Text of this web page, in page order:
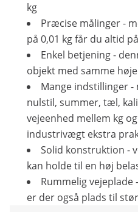
kg
Præcise målinger -
på 0,01 kg får du altid
Enkel betjening -
objekt med samme
Mange indstillinger
nulstil, summer, tæl,
vejeenhed mellem kg
industrivægt ekstra
Solid konstruktion -
kan holde til en høj
Rummelig vejeplade
er der også plads til